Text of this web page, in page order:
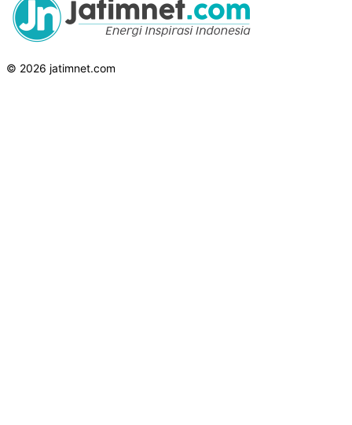
© 2026 jatimnet.com